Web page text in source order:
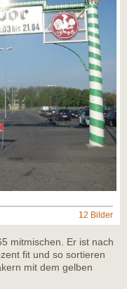
12 Bilder
mitmischen. Er ist nach
fit und so sortieren
mit dem gelben